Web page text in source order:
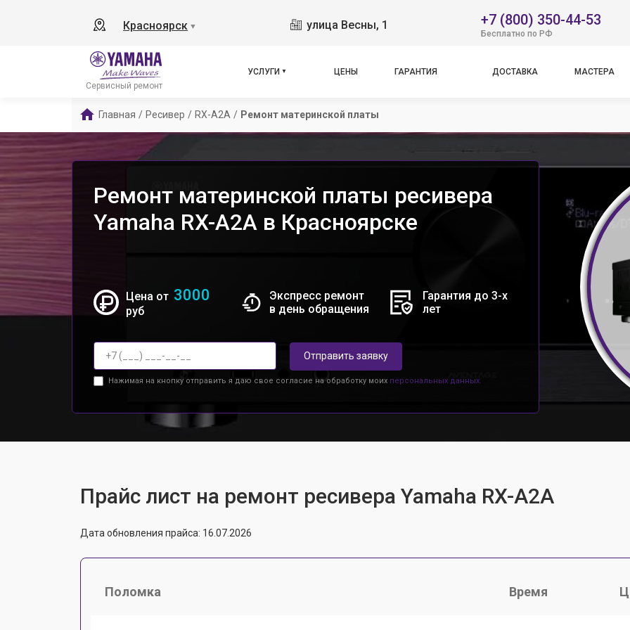
Красноярск ▼ улица Весны, 1 +7 (800) 350-44-53
Бесплатно по РФ
Сервисный ремонт
УСЛУГИ ЦЕНЫ ГАРАНТИЯ ДОСТАВКА МАСТЕРА
Главная / Ресивер / RX-A2A / Ремонт материнской платы
Ремонт материнской платы ресивера
Yamaha RX-A2A в Красноярске
Цена от 3000
руб
Экспресс ремонт
в день обращения
Гарантия до 3-х
лет
Отправить заявку
Нажимая на кнопку отправить я даю свое согласие на обработку моих персональных данных.
Прайс лист на ремонт ресивера Yamaha RX-A2A
Дата обновления прайса: 16.07.2026
Поломка Время